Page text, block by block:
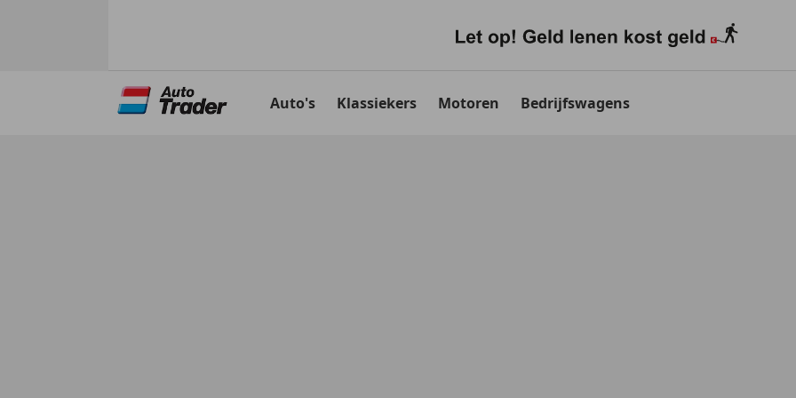
Auto's Klassiekers Motoren Bedrijfswagens